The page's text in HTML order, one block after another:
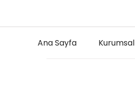
Ana Sayfa Kurumsal